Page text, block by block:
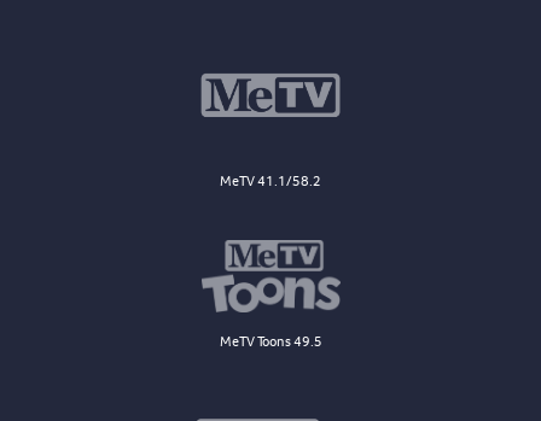
MeTV 41.1/58.2
MeTV Toons 49.5